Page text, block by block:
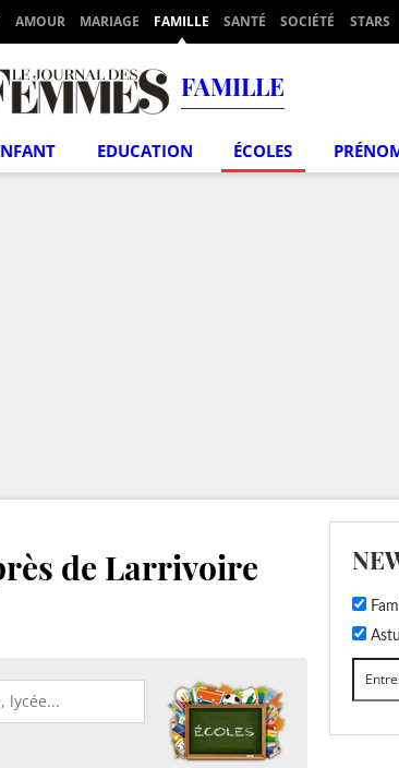
AMOUR MARIAGE FAMILLE SANTÉ SOCIÉTÉ STARS
FAMILLE
EDUCATION ÉCOLES
de Larrivoire